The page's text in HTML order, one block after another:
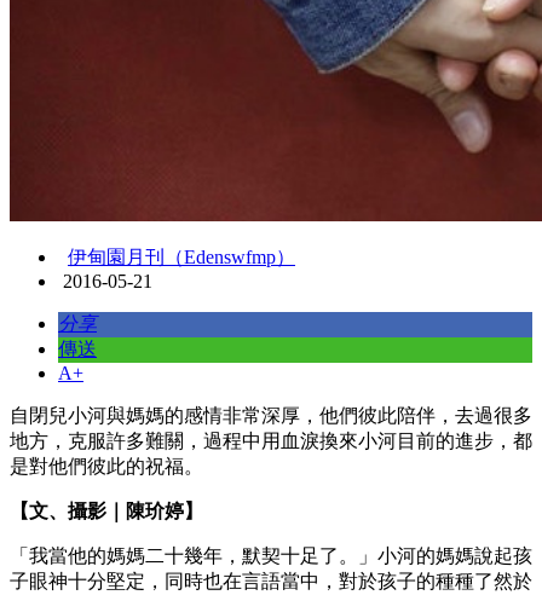
伊甸園月刊（Edenswfmp）
2016-05-21
分享
傳送
A+
自閉兒小河與媽媽的感情非常深厚，他們彼此陪伴，去過很多
地方，克服許多難關，過程中用血淚換來小河目前的進步，都
是對他們彼此的祝福。
【文、攝影｜陳玠婷】
「我當他的媽媽二十幾年，默契十足了。」小河的媽媽說起孩
子眼神十分堅定，同時也在言語當中，對於孩子的種種了然於